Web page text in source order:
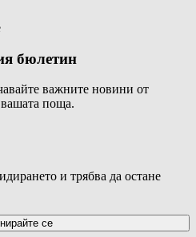
бюлетин
важните новини от
поща.
и трябва да остане